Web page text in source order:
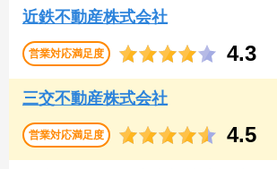
近鉄不動産株式会社
営業対応満足度 4.3
三交不動産株式会社
営業対応満足度 4.5